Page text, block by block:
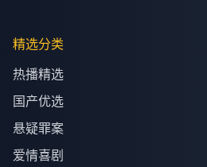
精选分类
热播精选
国产优选
悬疑罪案
爱情喜剧